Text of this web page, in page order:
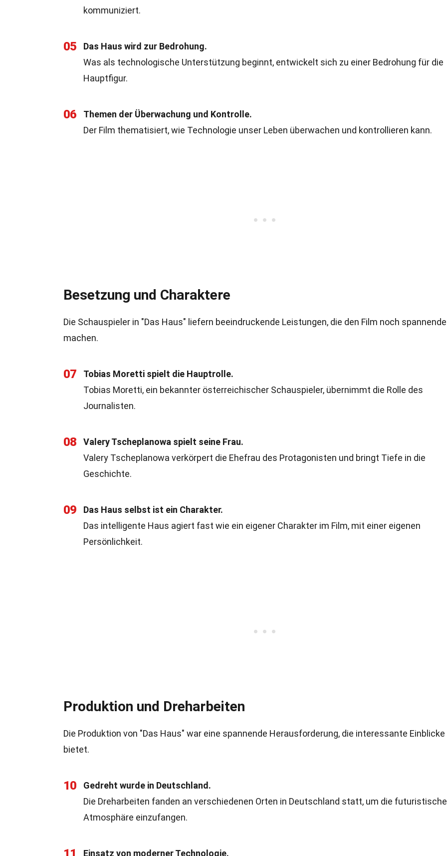
kommuniziert.
05
Das Haus wird zur Bedrohung.
Was als technologische Unterstützung beginnt, entwickelt sich zu einer Bedrohung für die
Hauptfigur.
06
Themen der Überwachung und Kontrolle.
Der Film thematisiert, wie Technologie unser Leben überwachen und kontrollieren kann.
Besetzung und Charaktere
Die Schauspieler in "Das Haus" liefern beeindruckende Leistungen, die den Film noch
machen.
07
Tobias Moretti spielt die Hauptrolle.
Tobias Moretti, ein bekannter österreichischer Schauspieler, übernimmt die Rolle des
Journalisten.
08
Valery Tscheplanowa spielt seine Frau.
Valery Tscheplanowa verkörpert die Ehefrau des Protagonisten und bringt Tiefe in die
Geschichte.
09
Das Haus selbst ist ein Charakter.
Das intelligente Haus agiert fast wie ein eigener Charakter im Film, mit einer eigenen
Persönlichkeit.
Produktion und Dreharbeiten
Die Produktion von "Das Haus" war eine spannende Herausforderung, die interessante Einblicke
bietet.
10
Gedreht wurde in Deutschland.
Die Dreharbeiten fanden an verschiedenen Orten in Deutschland statt, um die futuristische
Atmosphäre einzufangen.
Einsatz von moderner Technologie.